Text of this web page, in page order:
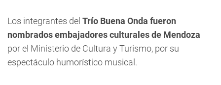
Los integrantes del Trío Buena Onda fueron
nombrados embajadores culturales de Mendoza
por el Ministerio de Cultura y Turismo, por su
espectáculo humorístico musical.